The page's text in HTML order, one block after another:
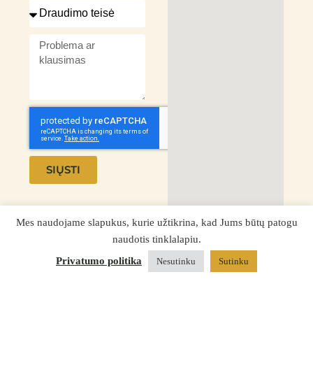
SIŲSTI
Mes naudojame slapukus, kurie užtikrina, kad Jums būtų patogu
naudotis tinklalapiu.
Privatumo politika
Nesutinku Sutinku